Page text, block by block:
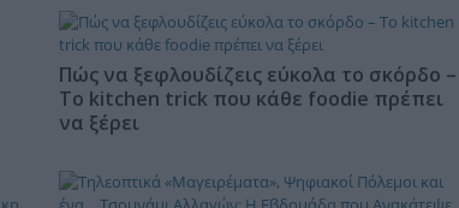
Πώς να ξεφλουδίζεις εύκολα το σκόρδο –
Το kitchen trick που κάθε foodie πρέπει
να ξέρει